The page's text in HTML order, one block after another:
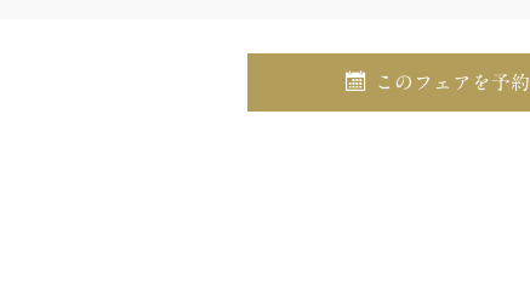
このフェアを予約